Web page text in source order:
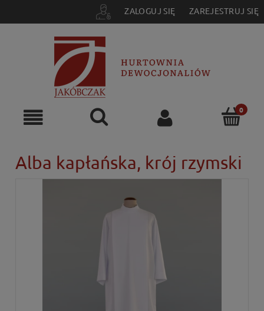
ZALOGUJ SIĘ ZAREJESTRUJ SIĘ
Alba kapłańska, krój rzymski